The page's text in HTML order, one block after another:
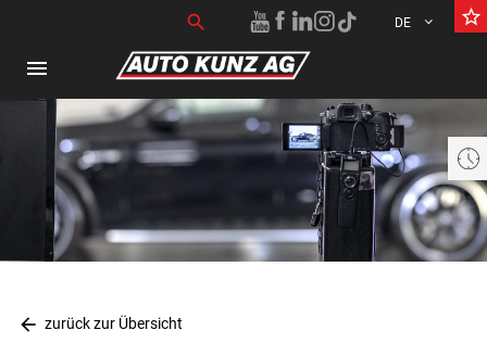
Aktuell geschlossen öffnet heute um 07:30 bis 18:30 Uhr
menu
Suchen nach:
search DE star_border
arrow_back zurück zur Übersicht